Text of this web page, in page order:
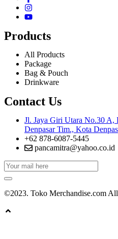
Products
All Products
Package
Bag & Pouch
Drinkware
Contact Us
Jl. Jaya Giri Utara No.30
Denpasar Tim., Kota
+62 878-6087-5445
pancamitra@yahoo.co.id
©2023. Toko Merchandise.com